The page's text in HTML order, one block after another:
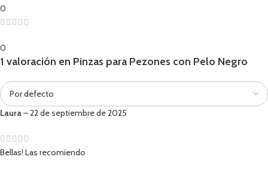
0
0
1 valoración en Pinzas para Pezones con Pelo Negro
Laura–22 de septiembre de 2025
Bellas! Las recomiendo